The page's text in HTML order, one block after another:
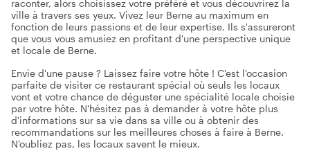
raconter, alors choisissez votre préféré et vous découvrirez la
ville à travers ses yeux. Vivez leur Berne au maximum en
fonction de leurs passions et de leur expertise. Ils s'assureront
que vous vous amusiez en profitant d'une perspective unique
et locale de Berne.
Envie d'une pause ? Laissez faire votre hôte ! C'est l'occasion
parfaite de visiter ce restaurant spécial où seuls les locaux
vont et votre chance de déguster une spécialité locale choisie
par votre hôte. N'hésitez pas à demander à votre hôte plus
d'informations sur sa vie dans sa ville ou à obtenir des
recommandations sur les meilleures choses à faire à Berne.
N'oubliez pas, les locaux savent le mieux.